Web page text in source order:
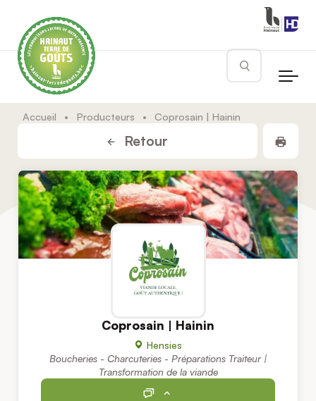
Rechercher
Accueil • Producteurs • Coprosain | Hainin
Retour
Coprosain | Hainin
Hensies
Boucheries - Charcuteries - Préparations Traiteur |
Transformation de la viande